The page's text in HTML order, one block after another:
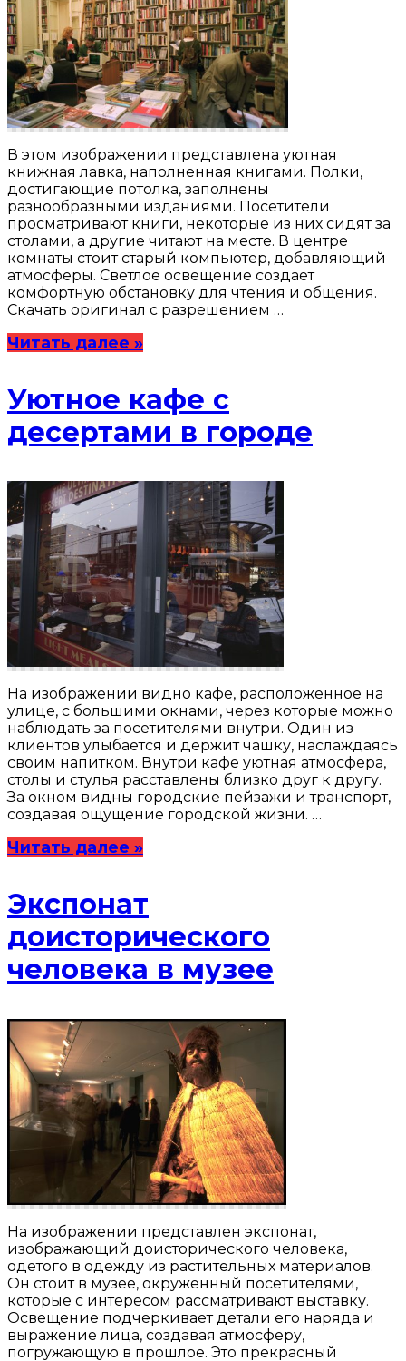
В этом изображении представлена уютная
книжная лавка, наполненная книгами. Полки,
достигающие потолка, заполнены
разнообразными изданиями. Посетители
просматривают книги, некоторые из них сидят за
столами, а другие читают на месте. В центре
комнаты стоит старый компьютер, добавляющий
атмосферы. Светлое освещение создает
комфортную обстановку для чтения и общения.
Скачать оригинал с разрешением …
Читать далее »
Уютное кафе с
десертами в городе
На изображении видно кафе, расположенное на
улице, с большими окнами, через которые можно
наблюдать за посетителями внутри. Один из
клиентов улыбается и держит чашку, наслаждаясь
своим напитком. Внутри кафе уютная атмосфера,
столы и стулья расставлены близко друг к другу.
За окном видны городские пейзажи и транспорт,
создавая ощущение городской жизни. …
Читать далее »
Экспонат
доисторического
человека в музее
На изображении представлен экспонат,
изображающий доисторического человека,
одетого в одежду из растительных материалов.
Он стоит в музее, окружённый посетителями,
которые с интересом рассматривают выставку.
Освещение подчеркивает детали его наряда и
выражение лица, создавая атмосферу,
погружающую в прошлое. Это прекрасный